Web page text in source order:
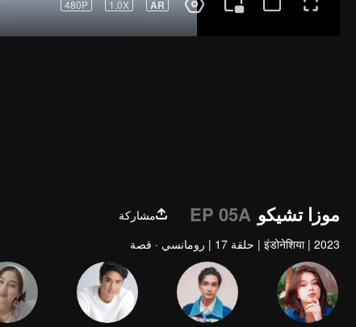
موزا تشيكو EP 05A
مشاركة
2023
|
इंडोनेशिया
| حلقة 17 | رومانسي · قصة